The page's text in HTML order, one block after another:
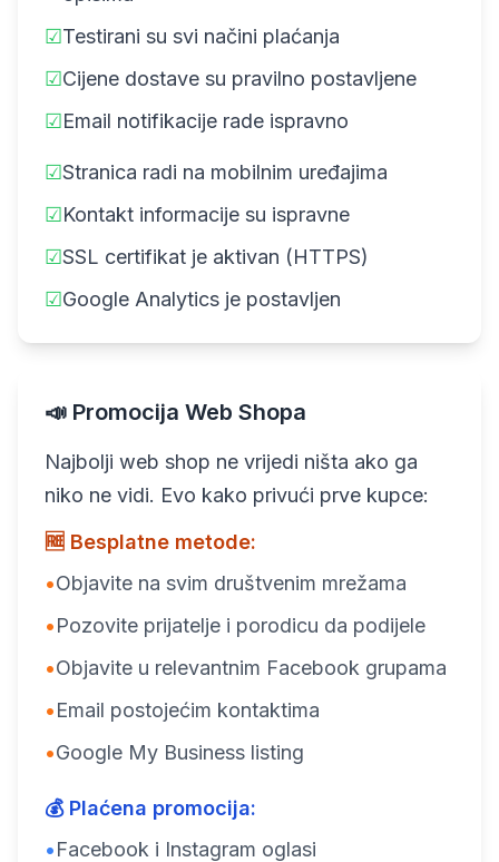
☑Testirani su svi načini plaćanja
☑Cijene dostave su pravilno postavljene
☑Email notifikacije rade ispravno
☑Stranica radi na mobilnim uređajima
☑Kontakt informacije su ispravne
☑SSL certifikat je aktivan (HTTPS)
☑Google Analytics je postavljen
📣 Promocija Web Shopa
Najbolji web shop ne vrijedi ništa ako ga
niko ne vidi. Evo kako privući prve kupce:
🆓 Besplatne metode:
•Objavite na svim društvenim mrežama
•Pozovite prijatelje i porodicu da podijele
•Objavite u relevantnim Facebook grupama
•Email postojećim kontaktima
•Google My Business listing
💰 Plaćena promocija:
•Facebook i Instagram oglasi